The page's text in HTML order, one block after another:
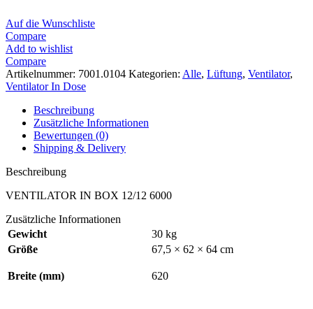
Auf die Wunschliste
Compare
Add to wishlist
Compare
Artikelnummer: 7001.0104 Kategorien: Alle, Lüftung, Ventilator,
Ventilator In Dose
Beschreibung
Zusätzliche Informationen
Bewertungen (0)
Shipping & Delivery
Beschreibung
VENTILATOR IN BOX 12/12 6000
Zusätzliche Informationen
Gewicht
30 kg
Größe
67,5 × 62 × 64 cm
Breite (mm) 620